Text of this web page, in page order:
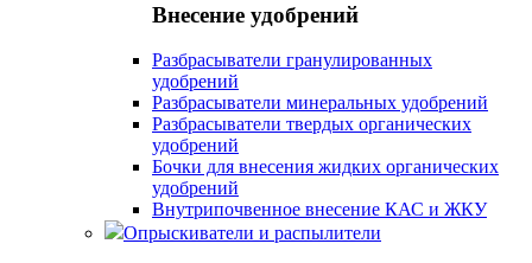
Внесение удобрений
Разбрасыватели гранулированных
удобрений
Разбрасыватели минеральных удобрений
Разбрасыватели твердых органических
удобрений
Бочки для внесения жидких органических
удобрений
Внутрипочвенное внесение КАС и ЖКУ
Опрыскиватели и распылители